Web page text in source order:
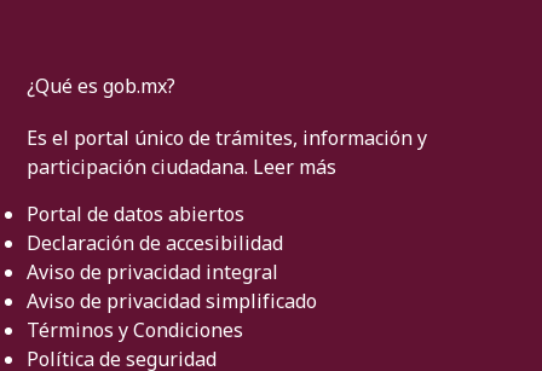
¿Qué es gob.mx?
Es el portal único de trámites, información y
participación ciudadana. Leer más
Portal de datos abiertos
Declaración de accesibilidad
Aviso de privacidad integral
Aviso de privacidad simplificado
Términos y Condiciones
Política de seguridad